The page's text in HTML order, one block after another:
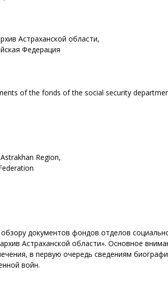
Астраханской области,
Федерация
of the fonds of the social security
Region,
документов фондов отделов
Астраханской области». Основное
в первую очередь сведениям
войн.